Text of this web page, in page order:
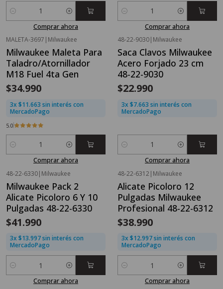
Cantidad
Comprar ahora
Cantidad
Comprar ahora
MALETA-3697 | Milwaukee
Milwaukee Maleta Para
Taladro/Atornillador
M18 Fuel 4ta Gen
$34.990
3x $11.663 sin interés con
MercadoPago
5.0
Cantidad
Comprar ahora
48-22-9030| Milwaukee
Saca Clavos Milwaukee
Acero Forjado 23 cm
48-22-9030
$22.990
3x $7.663 sin interés con
MercadoPago
Cantidad
Comprar ahora
48-22-6330| Milwaukee
Milwaukee Pack 2
Alicate Picoloro 6 Y 10
Pulgadas 48-22-6330
$41.990
3x $13.997 sin interés con
MercadoPago
Cantidad
Comprar ahora
48-22-6312 | Milwaukee
Alicate Picoloro 12
Pulgadas Milwaukee
Profesional 48-22-6312
$38.990
3x $12.997 sin interés con
MercadoPago
Cantidad
Comprar ahora